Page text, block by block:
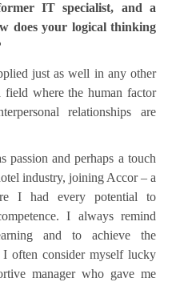
IT specialist, and a
does your logical thinking
just as well in any other
where the human factor
relationships are
and perhaps a touch
industry, joining Accor – a
I had every potential to
I always remind
and to achieve the
I often consider myself lucky
manager who gave me